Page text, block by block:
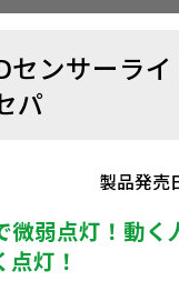
センサーラ
パ
製品発売
微弱点灯！動く
灯！